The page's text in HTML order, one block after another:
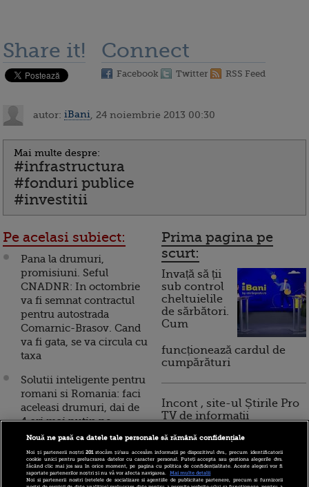
Share it! Connect
Facebook Twitter RSS Feed
autor: iBani , 24 noiembrie 2013 00:30
Mai multe despre:
#infrastructura
#fonduri publice
#investitii
Pe acelasi subiect:
Pana la drumuri,
promisiuni. Seful
CNADNR: In octombrie
va fi semnat contractul
pentru autostrada
Comarnic-Brasov. Cand
va fi gata, se va circula cu
taxa
Solutii inteligente pentru
romani si Romania: faci
aceleasi drumuri, dai de
4 ori mai putin pe
benzina, iar costurile de
intretinere scad cu pana
la 75%
Prima pagina pe
scurt:
Invață să ții
sub control
cheltuielile
de sărbători.
Cum
funcționează cardul de
cumpărături
Incont , site-ul Știrile Pro
TV de informații
financiară, a devenit iBani
10 reguli pentru decizii
Nouă ne pasă ca datele tale personale să rămână confidențiale
Noi și partenerii noștri201stocăm și/sau accesăm informații pe dispozitivul dvs., precum identificatorii
cookie unici pentru prelucrarea datelor cu caracter personal. Puteți accepta sau gestiona alegerile dvs.
făcând clic mai jos sau în orice moment, pe pagina cu politica de confidențialitate. Aceste alegeri vor fi
raportate partenerilor noștri și nu vă vor afecta navigarea.
Mai multe detalii
Noi si partenerii nostri (retelele de socializare si agentiile de publicitate partenere, precum si furnizorii